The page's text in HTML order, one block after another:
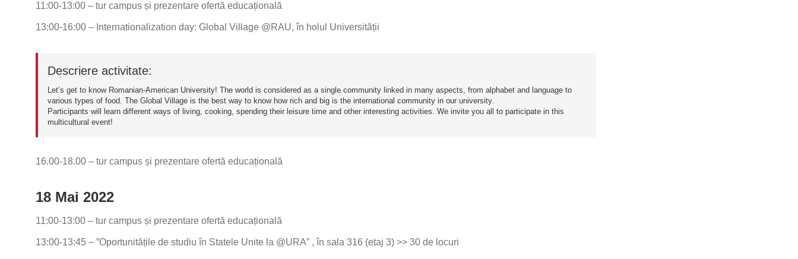
11:00-13:00 – tur campus și prezentare ofertă educațională
13:00-16:00 – Internationalization day: Global Village @RAU, în holul Universității
Descriere activitate:
Let’s get to know Romanian-American University! The world is considered as a single community linked in many aspects, from alphabet and language to
various types of food. The Global Village is the best way to know how rich and big is the international community in our university.
Participants will learn different ways of living, cooking, spending their leisure time and other interesting activities. We invite you all to participate in this
multicultural event!
16.00-18.00 – tur campus și prezentare ofertă educațională
18 Mai 2022
11:00-13:00 – tur campus și prezentare ofertă educațională
13:00-13:45 – ”Oportunitățile de studiu în Statele Unite la @URA” , în sala 316 (etaj 3) >> 30 de locuri